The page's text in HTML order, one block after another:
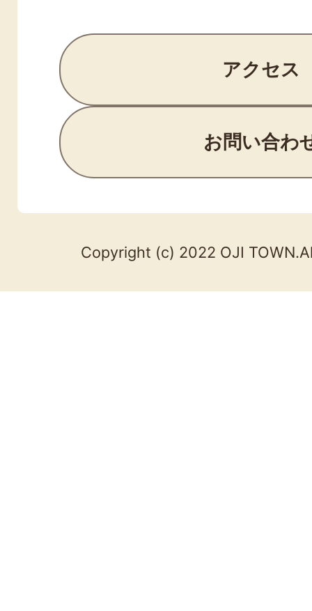
アクセス
お問い合わ
Copyright (c) 2022 OJI